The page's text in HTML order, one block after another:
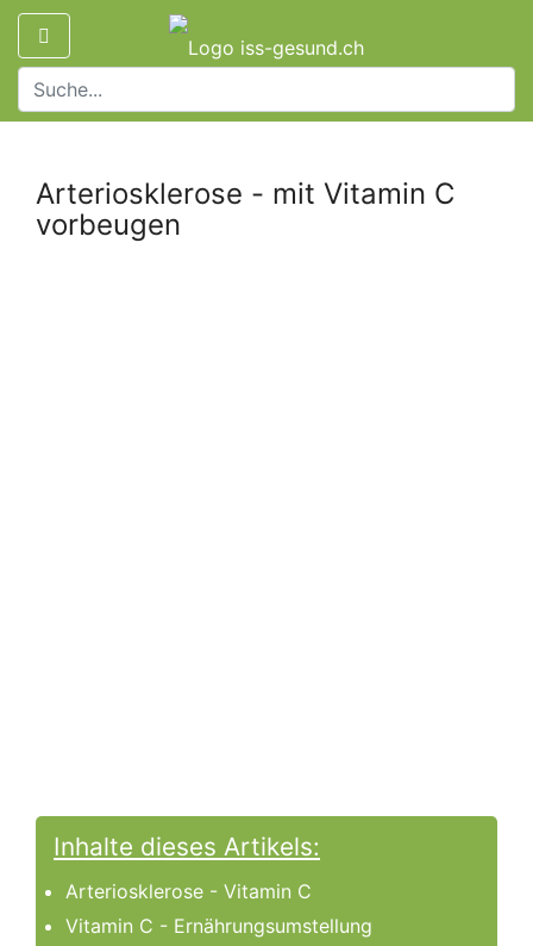
Arteriosklerose - mit Vitamin C
vorbeugen
Inhalte dieses Artikels:
Arteriosklerose - Vitamin C
Vitamin C - Ernährungsumstellung